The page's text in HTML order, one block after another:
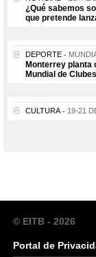
¿Qué sabemos
que pretende
DEPORTE
Monterrey planta
Mundial de
CULTURA 19-21
© EITB - 2026
Portal de